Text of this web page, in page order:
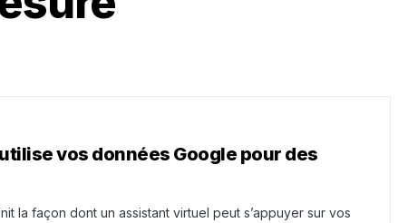
vos données Google pour des
la façon dont un assistant virtuel peut s’appuyer sur vos